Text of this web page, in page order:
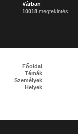
Várban
10018 megtekintés
Főoldal
Témák
Személyek
Helyek